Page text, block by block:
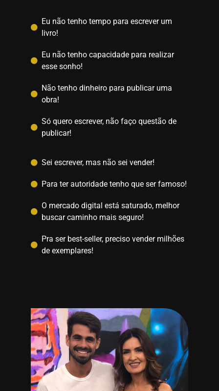
Eu não tenho tempo para escrever um
livro!
Eu não tenho capacidade para realizar
esse sonho!
Não tenho dinheiro para publicar uma
obra!
Só quero escrever, não faço questão de
publicar!
Sei escrever, mas não sei vender!
Para ter autoridade tenho que ser famoso!
O mercado digital está saturado, melhor
buscar caminho mais seguro!
Pra ser best-seller, preciso vender milhões
de exemplares!